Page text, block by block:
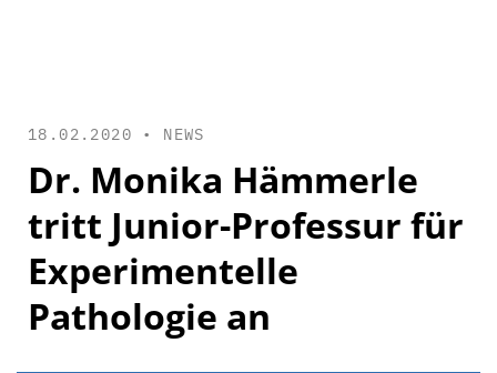
18.02.2020 • NEWS
Dr. Monika Hämmerle
tritt Junior-Professur für
Experimentelle
Pathologie an